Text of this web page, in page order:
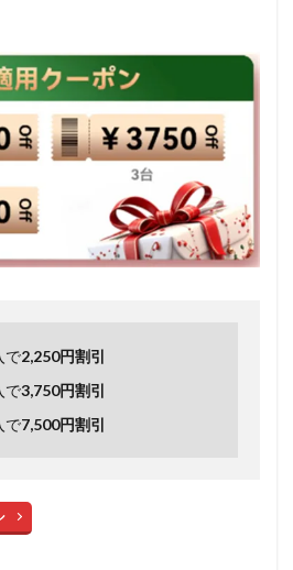
で2,250円割引
で3,750円割引
で7,500円割引